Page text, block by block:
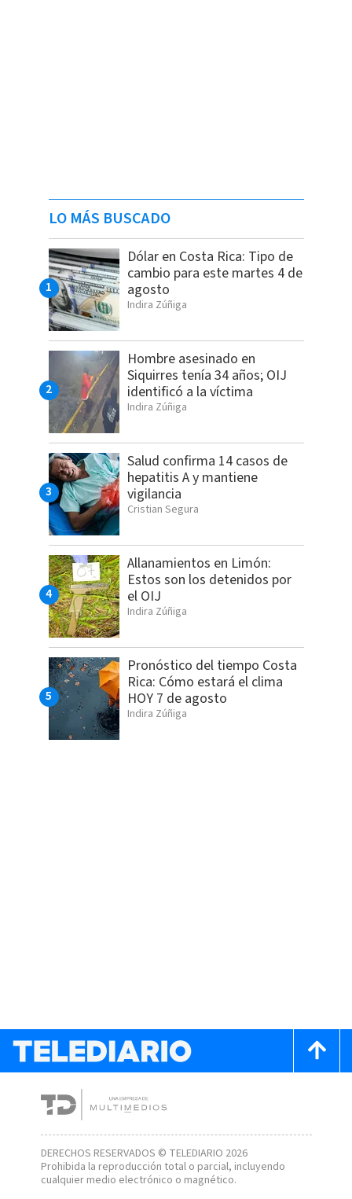
LO MÁS BUSCADO
Dólar en Costa Rica: Tipo de
cambio para este martes 4 de
agosto
Indira Zúñiga
Hombre asesinado en
Siquirres tenía 34 años; OIJ
identificó a la víctima
Indira Zúñiga
Salud confirma 14 casos de
hepatitis A y mantiene
vigilancia
Cristian Segura
Allanamientos en Limón:
Estos son los detenidos por
el OIJ
Indira Zúñiga
Pronóstico del tiempo Costa
Rica: Cómo estará el clima
HOY 7 de agosto
Indira Zúñiga
DERECHOS RESERVADOS © TELEDIARIO 2026
Prohibida la reproducción total o parcial, incluyendo
cualquier medio electrónico o magnético.